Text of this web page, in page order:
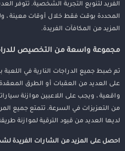
الفريد لتنويع التجربة الشخصية. تتوفر
المحددة بوقت فقط خلال أوقات معينة ،
المزيد من المكافآت الفريدة.
مجموعة واسعة من التخصيص
تم ضبط جميع الدراجات النارية في
على العديد من العقبات أو الطرق
واقعية ، ويجب على اللاعبين موازنة
من التعزيزات في السرعة. تتمتع جميع
لديها العديد من قيود الترقية لموازنة
احصل على المزيد من الشارات الفريدة